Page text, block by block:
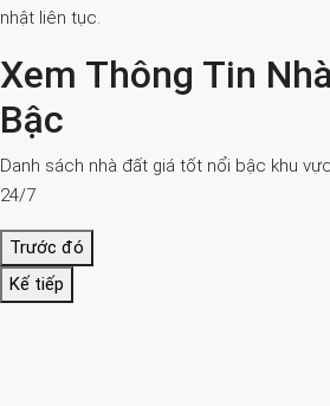
nhật liên tục.
Xem Thông Tin
Bậc
Danh sách nhà đất giá tốt nổi bậc khu
24/7
Trước đó
Kế tiếp